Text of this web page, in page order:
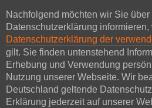
Nachfolgend möchten wir Sie
Datenschutzerklärung
Datenschutzerklärung der
gilt. Sie finden untenstehend
Erhebung und Verwendung
Nutzung unserer Webseite. Wir
Deutschland geltende
Erklärung jederzeit auf unserer